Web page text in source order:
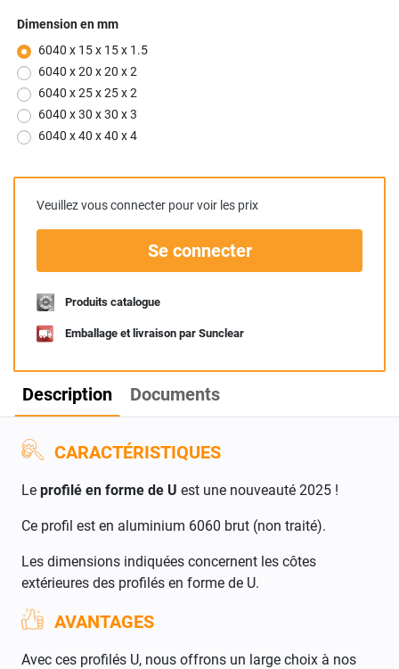
Dimension en mm
6040 x 15 x 15 x 1.5
6040 x 20 x 20 x 2
6040 x 25 x 25 x 2
6040 x 30 x 30 x 3
6040 x 40 x 40 x 4
Veuillez vous connecter pour voir les prix
Se connecter
Produits catalogue
Emballage et livraison par Sunclear
Description Documents
CARACTÉRISTIQUES
Le profilé en forme de U est une nouveauté 2025 !
Ce profil est en aluminium 6060 brut (non traité).
Les dimensions indiquées concernent les côtes
extérieures des profilés en forme de U.
AVANTAGES
Avec ces profilés U, nous offrons un large choix à nos